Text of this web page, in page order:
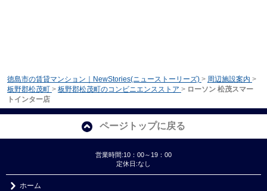
徳島市の賃貸マンション｜NewStories(ニューストーリーズ) > 周辺施設案内 >
板野郡松茂町 > 板野郡松茂町のコンビニエンスストア > ローソン 松茂スマー
トインター店
ページトップに戻る
営業時間:10：00～19：00
定休日:なし
ホーム